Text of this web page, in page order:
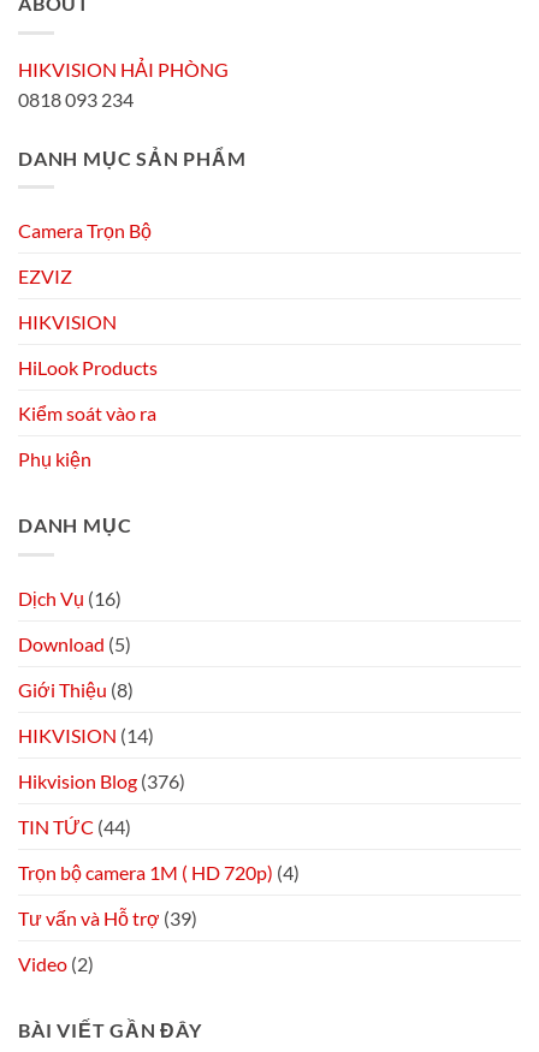
HIKVISION HẢI PHÒNG
0818 093 234
DANH MỤC SẢN PHẨM
Camera Trọn Bộ
EZVIZ
HIKVISION
HiLook Products
Kiểm soát vào ra
Phụ kiện
DANH MỤC
Dịch Vụ (16)
Download (5)
Giới Thiệu (8)
HIKVISION (14)
Hikvision Blog (376)
TIN TỨC (44)
Trọn bộ camera 1M ( HD 720p) (4)
Tư vấn và Hỗ trợ (39)
Video (2)
BÀI VIẾT GẦN ĐÂY